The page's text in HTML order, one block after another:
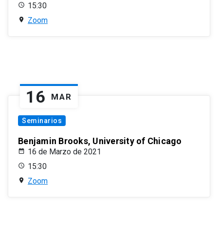
15:30
Zoom
16 MAR
Seminarios
Benjamin Brooks, University of Chicago
16 de Marzo de 2021
15:30
Zoom